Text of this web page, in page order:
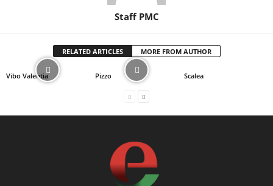
Staff PMC
RELATED ARTICLES MORE FROM AUTHOR
Vibo Valentia Pizzo Scalea